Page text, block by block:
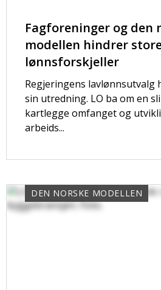
Fagforeninger og den
modellen hindrer
lønnsforskjeller
Regjeringens lavlønnsutvalg
sin utredning. LO ba om en
kartlegge omfanget og
arbeids...
DEN NORSKE MODELLEN